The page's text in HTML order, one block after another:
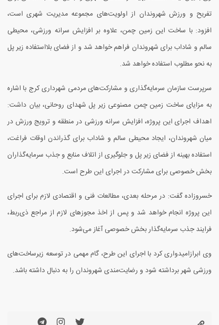
تفریح و ورزش شهروندان از اولویت‌های مجموعه مدیریت شهری است،
افزود: با ساخت این زمین چمن، علاوه بر افزایش سرانه ورزشی، محیطی
سالم و شاداب برای شهروندان فراهم خواهد شد و از فضای بلااستفاده زیر پل
به نحو مطلوب استفاده خواهد شد.
سرپرست سازمان سرمایه‌گذاری و مشارکت‌های مردمی شهرداری کرج با اشاره
به مزایای ساخت زمین چمن مصنوعی زیر پل شهدای روحانی، بیان داشت:
اهداف اجرای این پروژه، افزایش سرانه ورزشی در منطقه و ترویج ورزش در
میان شهروندان، ایجاد محیطی سالم و شاداب برای گذراندن اوقات فراغت،
استفاده بهینه از فضای زیر پل و جلوگیری از اتلاف منابع و جذب سرمایه‌گذاران
بخش خصوصی برای مشارکت در اجرای این طرح است.
خسروزاده گفت: در مرحله بعدی، مطالعات فنی و اقتصادی لازم برای اجرای
این پروژه انجام خواهد شد و پس از اخذ مجوزهای لازم از مراجع ذی‌ربط،
فرایند جذب سرمایه‌گذار بخش خصوصی آغاز می‌شود.
وی ابرازامیدواری کرد با اجرای این طرح، گام مهمی در توسعه زیرساخت‌های
ورزشی شهر برداشته شود و رضایت‌مندی شهروندان را به دنبال داشته باشد.